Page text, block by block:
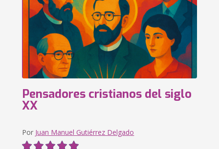
Pensadores cristianos del siglo
XX
Por Juan Manuel Gutiérrez Delgado